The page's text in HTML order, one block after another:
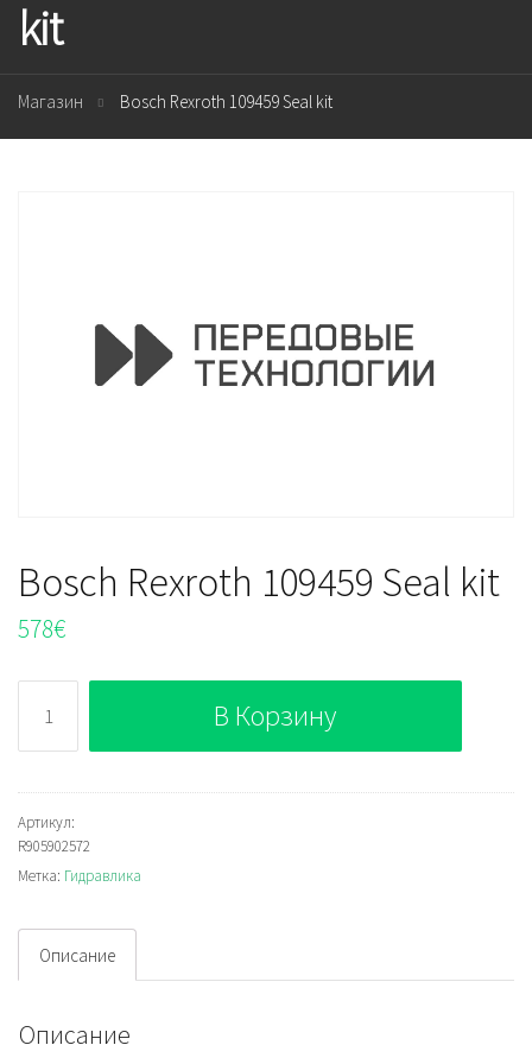
kit
Магазин Bosch Rexroth 109459 Seal kit
Bosch Rexroth 109459 Seal kit
578€
Bosch
Rexroth
109459
Seal
kit
В Корзину
Артикул:
R905902572
Метка: Гидравлика
Описание
Описание